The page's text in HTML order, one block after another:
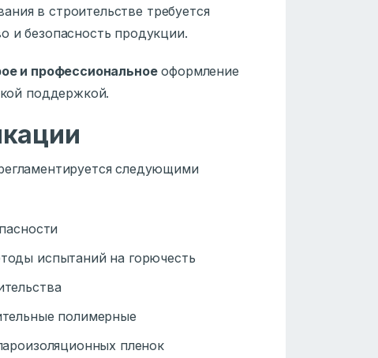
в строительстве требуется
и безопасность продукции.
и профессиональноеоформление
поддержкой.
следующими
испытаний на горючесть
полимерные
пленок